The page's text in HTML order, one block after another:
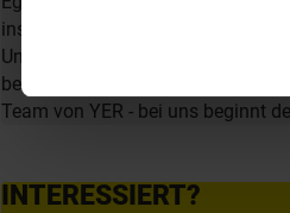
insbesondere in den Bereichen
Unternehmen zu finden. Als Teil
berufliche Perspektiven über
Team von YER - bei uns beginnt
INTERESSIERT?